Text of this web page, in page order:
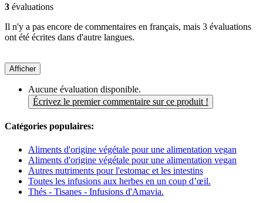
3 évaluations
Il n'y a pas encore de commentaires en français, mais 3 évaluations
ont été écrites dans d'autre langues.
Afficher
Aucune évaluation disponible.
Écrivez le premier commentaire sur ce produit !
Catégories populaires:
Aliments d'origine végétale pour une alimentation vegan
Aliments d'origine végétale pour une alimentation vegan
Autres nutriments pour l'estomac et les intestins
Toutes les infusions aux herbes en un coup d’œil.
Thés - Tisanes - Infusions d'Amavia.